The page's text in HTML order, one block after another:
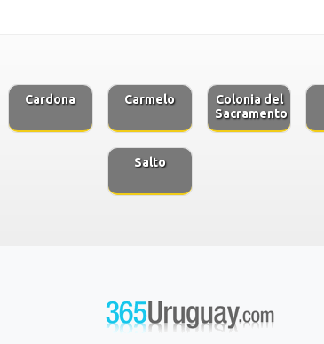
Cardona Carmelo
Colonia del
Sacramento
Salto